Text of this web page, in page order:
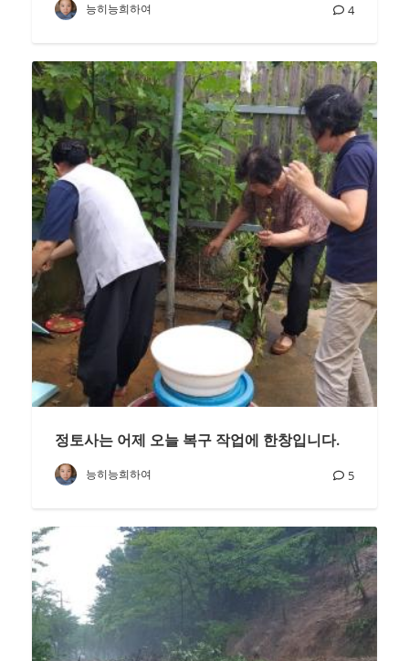
능히능희하여 4
정토사는 어제 오늘 복구 작업에 한창입니다.
능히능희하여 5